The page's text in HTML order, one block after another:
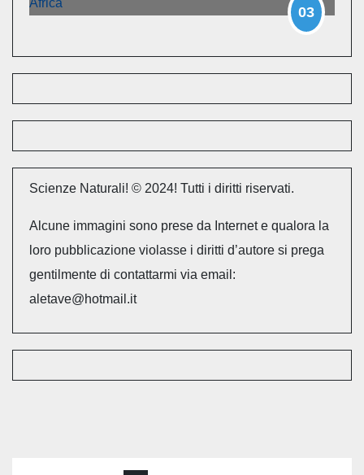
03
Scienze Naturali! © 2024! Tutti i diritti riservati.
Alcune immagini sono prese da Internet e qualora la
loro pubblicazione violasse i diritti d’autore si prega
gentilmente di contattarmi via email:
aletave@hotmail.it